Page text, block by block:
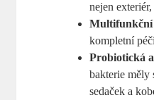
nejen
kompletní
Probiotická
bakterie⁣ měly
sedaček a